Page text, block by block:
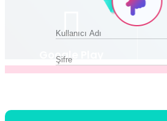
Google Play
Apple Store